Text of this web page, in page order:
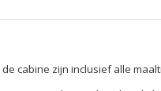
cabine zijn inclusief alle